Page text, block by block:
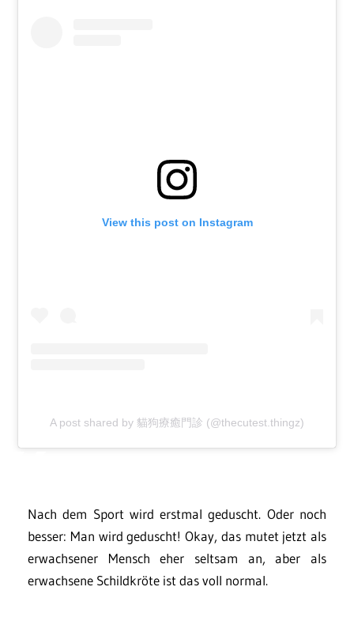
View this post on Instagram
A post shared by 貓狗療癒門診 (@thecutest.thingz)
Nach dem Sport wird erstmal geduscht. Oder noch
besser: Man wird geduscht! Okay, das mutet jetzt als
erwachsener Mensch eher seltsam an, aber als
erwachsene Schildkröte ist das voll normal.